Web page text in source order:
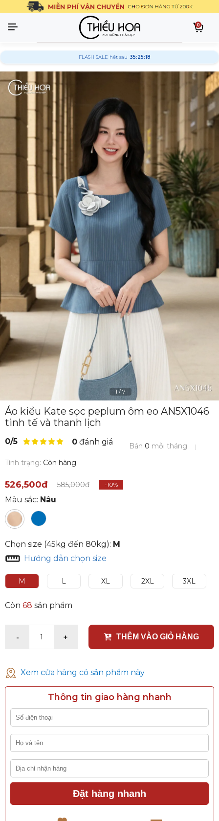
0
FLASH SALE hết sau 35:25:17
1 /7
Áo kiểu Kate sọc peplum ôm eo AN5X1046
tinh tế và thanh lịch
0/5 0 đánh giá Bán 0 mỗi tháng
Tình trạng: Còn hàng
526,500đ 585,000đ -10%
Màu sắc: Nâu
Chọn size (45kg đến 80kg): M
Hướng dẫn chọn size
M L XL 2XL 3XL
Còn 68 sản phẩm
- 1 + THÊM VÀO GIỎ HÀNG
Xem cửa hàng có sản phẩm này
Thông tin giao hàng nhanh
Đặt hàng nhanh